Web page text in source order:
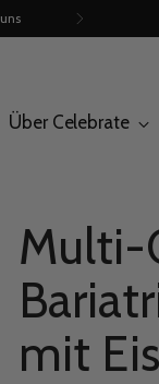
Über Celebrate
Multi-
mit